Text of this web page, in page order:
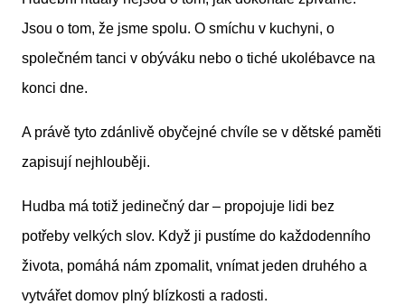
Jsou o tom, že jsme spolu. O smíchu v kuchyni, o
společném tanci v obýváku nebo o tiché ukolébavce na
konci dne.
A právě tyto zdánlivě obyčejné chvíle se v dětské paměti
zapisují nejhlouběji.
Hudba má totiž jedinečný dar – propojuje lidi bez
potřeby velkých slov. Když ji pustíme do každodenního
života, pomáhá nám zpomalit, vnímat jeden druhého a
vytvářet domov plný blízkosti a radosti.